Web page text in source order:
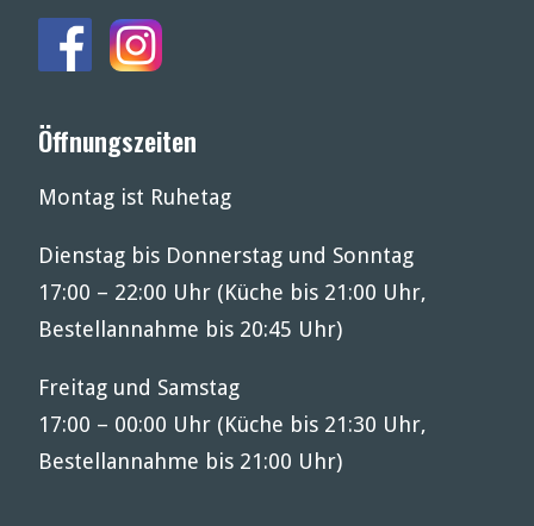
Öffnungszeiten
Montag ist Ruhetag
Dienstag bis Donnerstag und Sonntag
17:00 – 22:00 Uhr (Küche bis 21:00 Uhr,
Bestellannahme bis 20:45 Uhr)
Freitag und Samstag
17:00 – 00:00 Uhr (Küche bis 21:30 Uhr,
Bestellannahme bis 21:00 Uhr)